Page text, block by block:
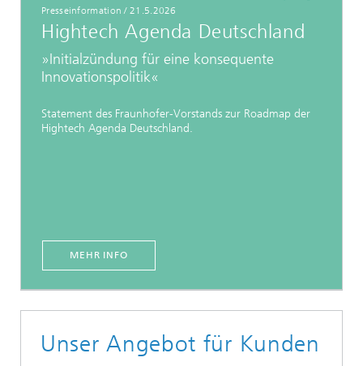
Presseinformation / 21.5.2026
Hightech Agenda Deutschland
»Initialzündung für eine konsequente
Innovationspolitik«
Statement des Fraunhofer-Vorstands zur Roadmap der
Hightech Agenda Deutschland.
MEHR INFO
Unser Angebot für Kunden